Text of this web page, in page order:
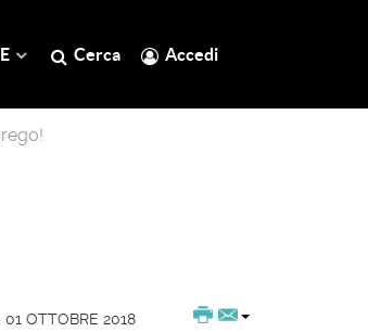
Cerca Accedi
01 OTTOBRE 2018